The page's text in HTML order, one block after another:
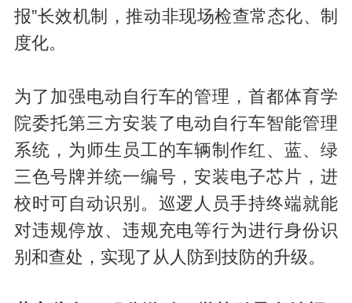
报”长效机制，推动非现场检查常态化、制
度化。
为了加强电动自行车的管理，首都体育学
院委托第三方安装了电动自行车智能管理
系统，为师生员工的车辆制作红、蓝、绿
三色号牌并统一编号，安装电子芯片，进
校时可自动识别。巡逻人员手持终端就能
对违规停放、违规充电等行为进行身份识
别和查处，实现了从人防到技防的升级。